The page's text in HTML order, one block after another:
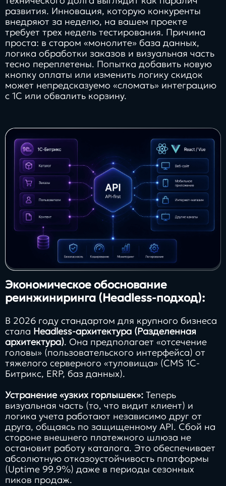
развития. Инновация, которую конкуренты
внедряют за неделю, на вашем проекте
требует трех недель тестирования. Причина
проста: в старом «монолите» база данных,
логика обработки заказов и визуальная часть
тесно переплетены. Попытка добавить новую
кнопку оплаты или изменить логику скидок
может непредсказуемо «сломать» интеграцию
с 1С или обвалить корзину.
Экономическое обоснование
реинжиниринга (Headless-подход):
В 2026 году стандартом для крупного бизнеса
стала Headless-архитектура (Разделенная
архитектура). Она предполагает «отсечение
головы» (пользовательского интерфейса) от
тяжелого серверного «туловища» (CMS 1С-
Битрикс, ERP, баз данных).
Устранение «узких горлышек»: Теперь
визуальная часть (то, что видит клиент) и
логика учета работают независимо друг от
друга, общаясь по защищенному API. Сбой на
стороне внешнего платежного шлюза не
остановит работу каталога. Это обеспечивает
абсолютную отказоустойчивость платформы
(Uptime 99.9%) даже в периоды сезонных
пиков продаж.